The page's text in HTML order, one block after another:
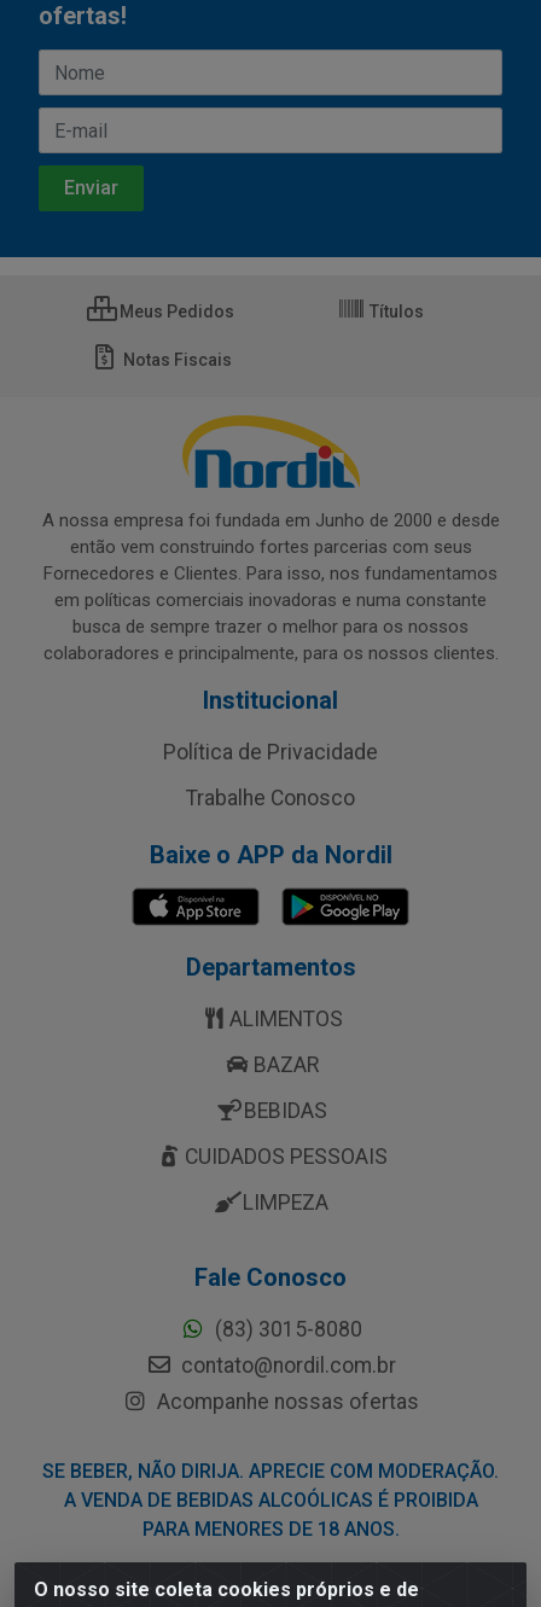
O nosso site coleta cookies próprios e de
ofertas!
Meus Pedidos Títulos
Notas Fiscais
A nossa empresa foi fundada em Junho de 2000 e desde
então vem construindo fortes parcerias com seus
Fornecedores e Clientes. Para isso, nos fundamentamos
em políticas comerciais inovadoras e numa constante
busca de sempre trazer o melhor para os nossos
colaboradores e principalmente, para os nossos clientes.
Institucional
Política de Privacidade
Trabalhe Conosco
Baixe o APP da Nordil
Departamentos
ALIMENTOS
BAZAR
BEBIDAS
CUIDADOS PESSOAIS
LIMPEZA
Fale Conosco
(83) 3015-8080
contato@nordil.com.br
Acompanhe nossas ofertas
SE BEBER, NÃO DIRIJA. APRECIE COM MODERAÇÃO.
A VENDA DE BEBIDAS ALCOÓLICAS É PROIBIDA
PARA MENORES DE 18 ANOS.